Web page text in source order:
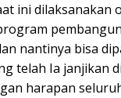
ini dilaksanakan
nantinya bisa
telah Ia janjikan
harapan